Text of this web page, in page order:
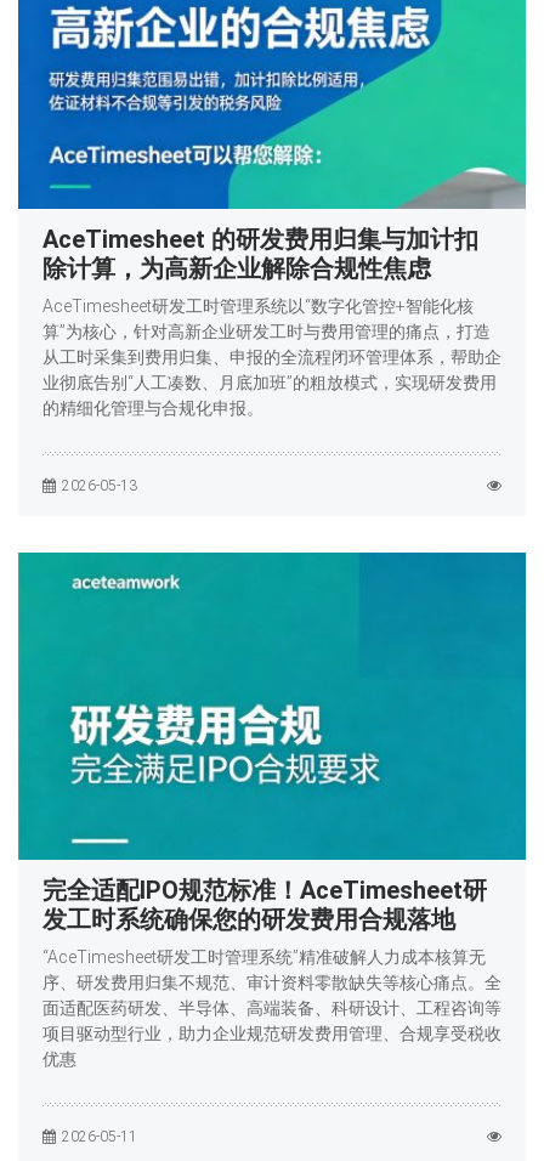
AceTimesheet 的研发费用归集与加计扣
除计算，为高新企业解除合规性焦虑
AceTimesheet研发工时管理系统以“数字化管控+智能化核
算”为核心，针对高新企业研发工时与费用管理的痛点，打造
从工时采集到费用归集、申报的全流程闭环管理体系，帮助企
业彻底告别“人工凑数、月底加班”的粗放模式，实现研发费用
的精细化管理与合规化申报。
2026-05-13
完全适配IPO规范标准！AceTimesheet研
发工时系统确保您的研发费用合规落地
“AceTimesheet研发工时管理系统”精准破解人力成本核算无
序、研发费用归集不规范、审计资料零散缺失等核心痛点。全
面适配医药研发、半导体、高端装备、科研设计、工程咨询等
项目驱动型行业，助力企业规范研发费用管理、合规享受税收
优惠
2026-05-11